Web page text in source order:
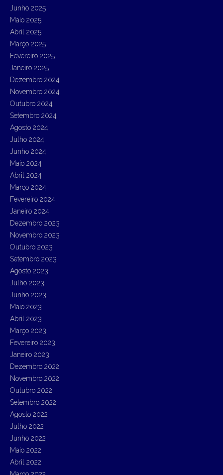
Junho 2025
Maio 2025
Abril 2025
Março 2025
Fevereiro 2025
Janeiro 2025
Dezembro 2024
Novembro 2024
Outubro 2024
Setembro 2024
Agosto 2024
Julho 2024
Junho 2024
Maio 2024
Abril 2024
Março 2024
Fevereiro 2024
Janeiro 2024
Dezembro 2023
Novembro 2023
Outubro 2023
Setembro 2023
Agosto 2023
Julho 2023
Junho 2023
Maio 2023
Abril 2023
Março 2023
Fevereiro 2023
Janeiro 2023
Dezembro 2022
Novembro 2022
Outubro 2022
Setembro 2022
Agosto 2022
Julho 2022
Junho 2022
Maio 2022
Abril 2022